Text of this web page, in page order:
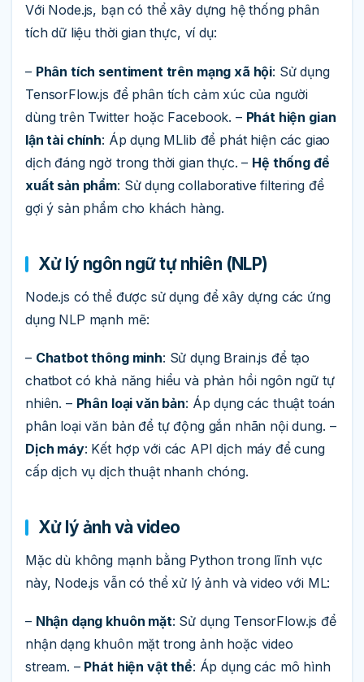
Với Node.js, bạn có thể xây dựng hệ thống phân
tích dữ liệu thời gian thực, ví dụ:
– Phân tích sentiment trên mạng xã hội: Sử dụng
TensorFlow.js để phân tích cảm xúc của người
dùng trên Twitter hoặc Facebook. – Phát hiện gian
lận tài chính: Áp dụng MLlib để phát hiện các giao
dịch đáng ngờ trong thời gian thực. – Hệ thống đề
xuất sản phẩm: Sử dụng collaborative filtering để
gợi ý sản phẩm cho khách hàng.
Xử lý ngôn ngữ tự nhiên (NLP)
Node.js có thể được sử dụng để xây dựng các ứng
dụng NLP mạnh mẽ:
– Chatbot thông minh: Sử dụng Brain.js để tạo
chatbot có khả năng hiểu và phản hồi ngôn ngữ tự
nhiên. – Phân loại văn bản: Áp dụng các thuật toán
phân loại văn bản để tự động gắn nhãn nội dung. –
Dịch máy: Kết hợp với các API dịch máy để cung
cấp dịch vụ dịch thuật nhanh chóng.
Xử lý ảnh và video
Mặc dù không mạnh bằng Python trong lĩnh vực
này, Node.js vẫn có thể xử lý ảnh và video với ML:
– Nhận dạng khuôn mặt: Sử dụng TensorFlow.js để
nhận dạng khuôn mặt trong ảnh hoặc video
stream. – Phát hiện vật thể: Áp dụng các mô hình